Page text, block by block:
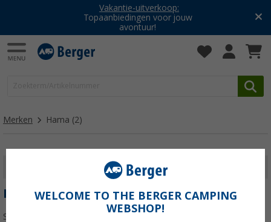
Vakantie-uitverkoop:
Topaanbiedingen voor jouw
avontuur!
Merken Hama (2)
FILTER WEERGEVEN
HAMA
Sorteren:
WELCOME TO THE BERGER CAMPING
WEBSHOP!